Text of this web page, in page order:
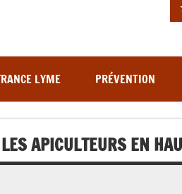
LYME PRÉVENTION
APICULTEURS EN